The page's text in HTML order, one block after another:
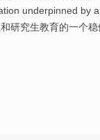
underpinned by
和研究生教育的一个稳